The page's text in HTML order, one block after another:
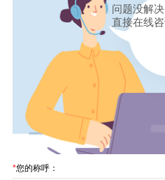
问题没解决
直接在线
*您的称呼：